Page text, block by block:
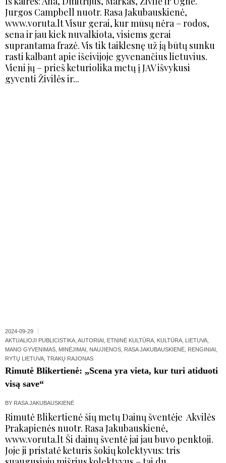
Jurgos Campbell nuotr. Rasa Jakubauskienė,
www.voruta.lt Visur gerai, kur mūsų nėra – rodos,
sena ir jau kiek nuvalkiota, visiems gerai
suprantama frazė. Vis tik taiklesnę už ją būtų sunku
rasti kalbant apie išeivijoje gyvenančius lietuvius.
Vieni jų – prieš keturiolika metų į JAV išvykusi
gyventi Živilės ir...
2024-09-29
AKTUALIOJI PUBLICISTIKA AUTORIAI ETNINĖ KULTŪRA KULTŪRA LIETUVA
MANO GYVENIMAS MINĖJIMAI NAUJIENOS RASA JAKUBAUSKIENĖ RENGINIAI
RYTŲ LIETUVA TRAKŲ RAJONAS
Rimutė Blikertienė: „Scena yra vieta, kur turi atiduoti
visą save“
BY RASA JAKUBAUSKIENĖ
Rimutė Blikertienė šių metų Dainų šventėje Akvilės
Prakapienės nuotr. Rasa Jakubauskienė,
www.voruta.lt Ši dainų šventė jai jau buvo penktoji.
Joje ji pristatė keturis šokių kolektyvus: tris